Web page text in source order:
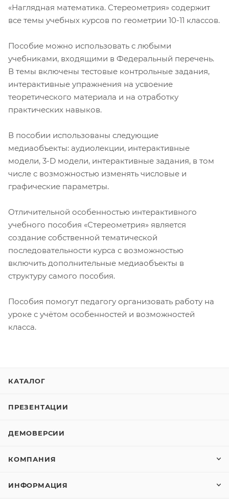
«Наглядная математика. Стереометрия» содержит
все темы учебных курсов по геометрии 10-11 классов.
Пособие можно использовать с любыми
учебниками, входящими в Федеральный перечень.
В темы включены тестовые контрольные задания,
интерактивные упражнения на усвоение
теоретического материала и на отработку
практических навыков.
В пособии использованы следующие
медиаобъекты: аудиолекции, интерактивные
модели, 3-D модели, интерактивные задания, в том
числе с возможностью изменять числовые и
графические параметры.
Отличительной особенностью интерактивного
учебного пособия «Стереометрия» является
создание собственной тематической
последовательности курса с возможностью
включить дополнительные медиаобъекты в
структуру самого пособия.
Пособия помогут педагогу организовать работу на
уроке с учётом особенностей и возможностей
класса.
КАТАЛОГ
ПРЕЗЕНТАЦИИ
ДЕМОВЕРСИИ
КОМПАНИЯ
ИНФОРМАЦИЯ